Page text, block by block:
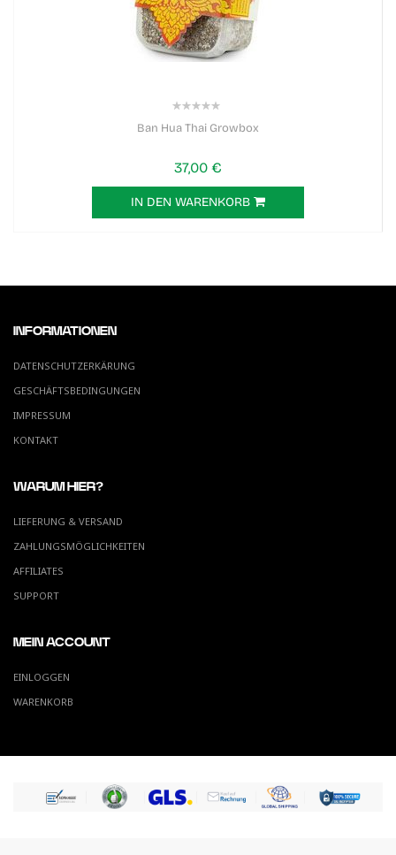
Ban Hua Thai Growbox
37,00 €
IN DEN WARENKORB
INFORMATIONEN
DATENSCHUTZERKÄRUNG
GESCHÄFTSBEDINGUNGEN
IMPRESSUM
KONTAKT
WARUM HIER?
LIEFERUNG & VERSAND
ZAHLUNGSMÖGLICHKEITEN
AFFILIATES
SUPPORT
MEIN ACCOUNT
EINLOGGEN
WARENKORB